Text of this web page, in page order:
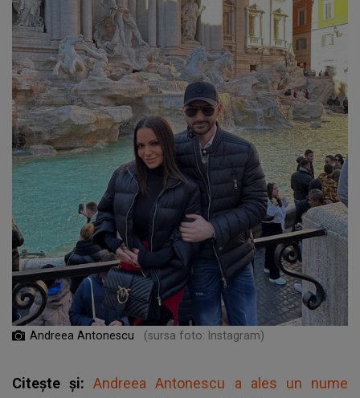
Andreea Antonescu (sursa foto: Instagram)
Citește și:Andreea Antonescu a ales un nume